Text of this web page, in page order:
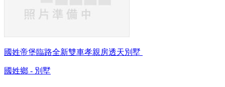
國姓帝堡臨路全新雙車孝親房透天別墅
國姓鄉 - 別墅